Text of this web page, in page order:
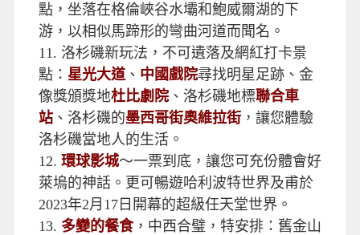
點，坐落在格倫峽谷水壩和鮑威爾湖的下
游，以相似馬蹄形的彎曲河道而聞名。
11. 洛杉磯新玩法，不可遺落及網紅打卡景
點： 星光大道、 中國戲院尋找明星足跡、金
像獎頒獎地杜比劇院、洛杉磯地標聯合車
站、洛杉磯的墨西哥街奧維拉街，讓您體驗
洛杉磯當地人的生活。
12. 環球影城～一票到底，讓您可充份體會好
萊塢的神話。更可暢遊哈利波特世界及甫於
2023年2月17日開幕的超級任天堂世界。
13. 多變的餐食，中西合璧，特安排：舊金山